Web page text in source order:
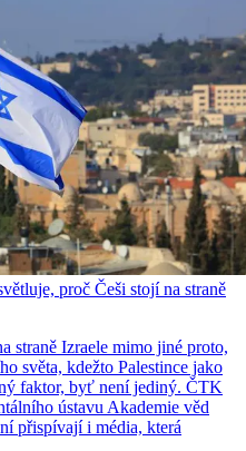
proč Češi stojí na straně
straně Izraele mimo jiné proto,
světa, kdežto Palestince jako
faktor, byť není jediný. ČTK
ústavu Akademie věd
přispívají i média, která